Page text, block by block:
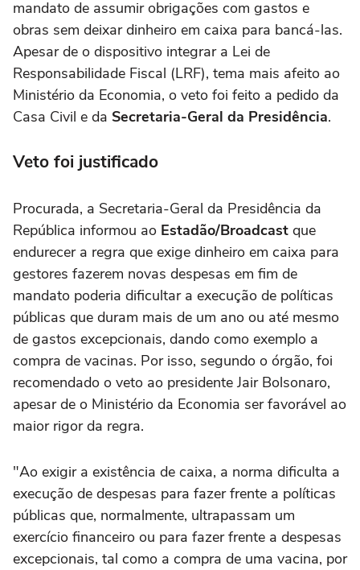
mandato de assumir obrigações com gastos e
obras sem deixar dinheiro em caixa para bancá-las.
Apesar de o dispositivo integrar a Lei de
Responsabilidade Fiscal (LRF), tema mais afeito ao
Ministério da Economia, o veto foi feito a pedido da
Casa Civil e da Secretaria-Geral da Presidência.
Veto foi justificado
Procurada, a Secretaria-Geral da Presidência da
República informou ao Estadão/Broadcast que
endurecer a regra que exige dinheiro em caixa para
gestores fazerem novas despesas em fim de
mandato poderia dificultar a execução de políticas
públicas que duram mais de um ano ou até mesmo
de gastos excepcionais, dando como exemplo a
compra de vacinas. Por isso, segundo o órgão, foi
recomendado o veto ao presidente Jair Bolsonaro,
apesar de o Ministério da Economia ser favorável ao
maior rigor da regra.
"Ao exigir a existência de caixa, a norma dificulta a
execução de despesas para fazer frente a políticas
públicas que, normalmente, ultrapassam um
exercício financeiro ou para fazer frente a despesas
excepcionais, tal como a compra de uma vacina, por